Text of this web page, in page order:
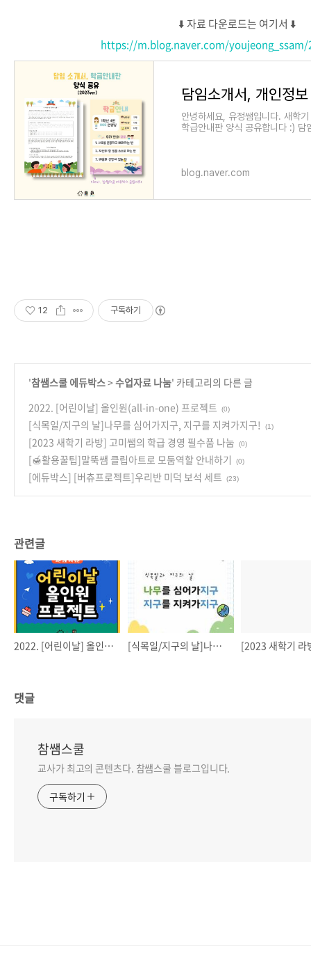
⬇️ 자료 다운로드는 여기서 ⬇️
https://m.blog.naver.com/youjeong_ssam/
안녕하세요, 유정쌤입니다. 새학
학급안내판 양식 공유합니다 :) 담
blog.naver.com
12 구독하기
'참쌤스쿨 에듀박스>수업자료 나눔' 카테고리의 다른 글
2022. [어린이날] 올인원(all-in-one) 프로젝트
(0)
[식목일/지구의 날]나무를 심어가지구, 지구를 지켜가지구! (1)
[2023 새학기 라방] 고미쌤의 학급 경영 필수품 나눔 (0)
[🍯활용꿀팁]말뚝쌤 클립아트로 모둠역할 안내하기 (0)
[에듀박스] [버츄프로젝트]우리반 미덕 보석 세트 (23)
관련글
2022. [어린이날] 올인원(all-in-one) 프로젝트 [식목일/지구의 날]나무를 심어가지구, 지구를 지켜가지구!
댓글
참쌤스쿨
교사가 최고의 콘텐츠다. 참쌤스쿨 블로그입니다.
구독하기